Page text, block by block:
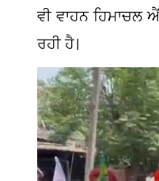
ਵੀ ਵਾਹਨ ਹਿਮਾਚਲ
ਰਹੀ ਹੈ।